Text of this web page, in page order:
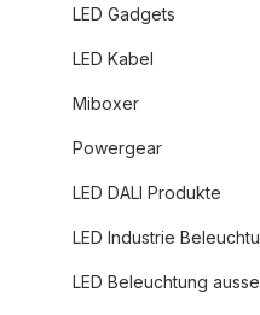
LED Gadgets
LED Kabel
Miboxer
Powergear
LED DALI Produkte
LED Industrie
LED Beleuchtung